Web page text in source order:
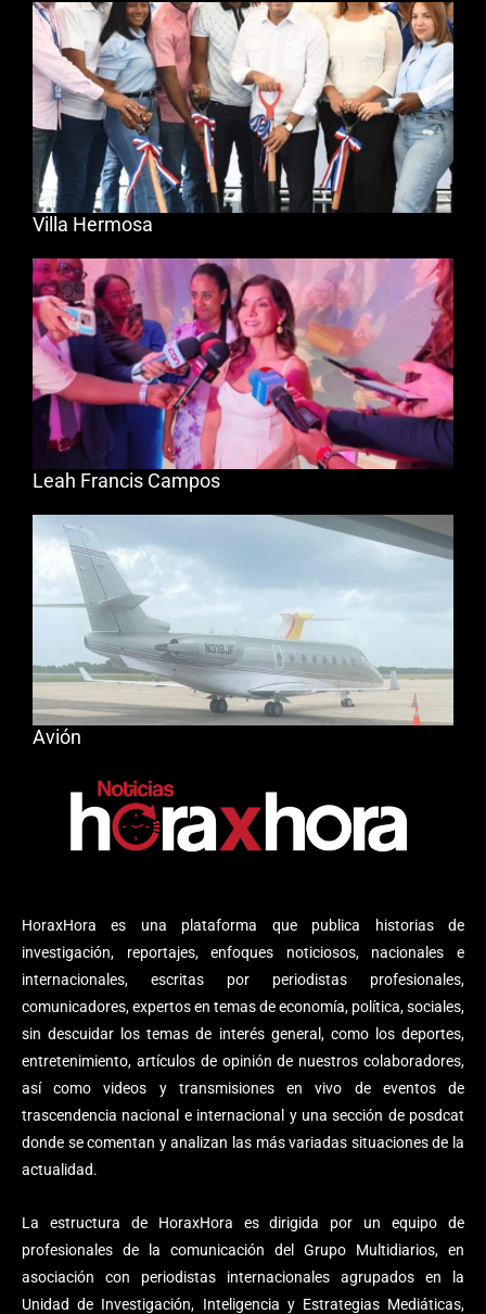
HoraxHora es una plataforma que publica historias de
investigación, reportajes, enfoques noticiosos, nacionales e
internacionales, escritas por periodistas profesionales,
comunicadores, expertos en temas de economía, política, sociales,
sin descuidar los temas de interés general, como los deportes,
entretenimiento, artículos de opinión de nuestros colaboradores,
así como videos y transmisiones en vivo de eventos de
trascendencia nacional e internacional y una sección de posdcat
donde se comentan y analizan las más variadas situaciones de la
actualidad.
La estructura de HoraxHora es dirigida por un equipo de
profesionales de la comunicación del Grupo Multidiarios, en
asociación con periodistas internacionales agrupados en la
Unidad de Investigación, Inteligencia y Estrategias Mediáticas,
Villa Hermosa
Leah Francis Campos
Avión